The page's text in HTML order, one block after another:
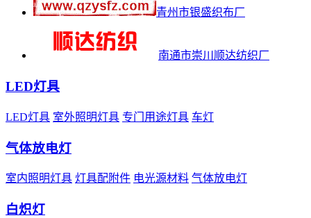
青州市银盛织布厂
南通市崇川顺达纺织厂
LED灯具
LED灯具 室外照明灯具 专门用途灯具 车灯
气体放电灯
室内照明灯具 灯具配附件 电光源材料 气体放电灯
白炽灯